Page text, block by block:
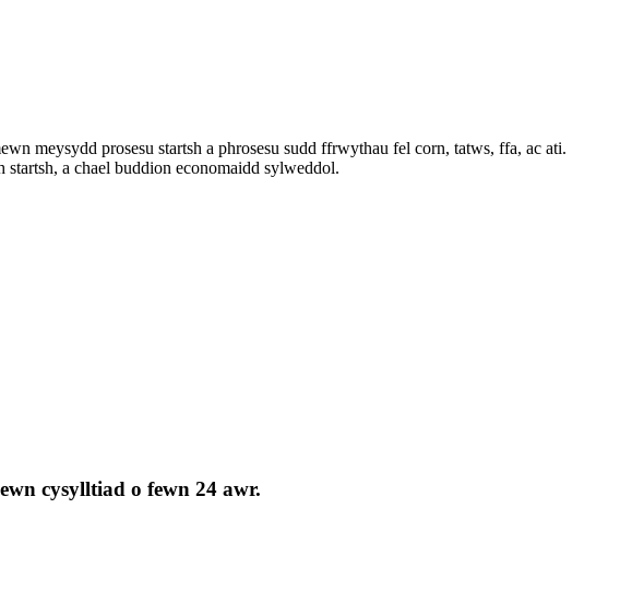
meysydd prosesu startsh a phrosesu sudd ffrwythau fel corn, tatws, ffa, ac ati.
a chael buddion economaidd sylweddol.
cysylltiad o fewn 24 awr.